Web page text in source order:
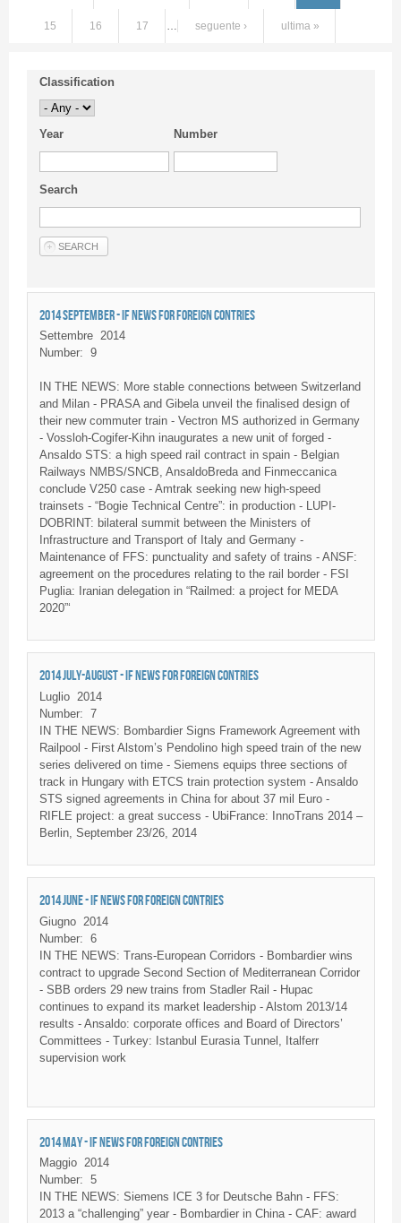
15 16 17 … seguente › ultima »
Classification
Year Number
Search
2014 SEPTEMBER - IF NEWS FOR FOREIGN CONTRIES
Settembre 2014
Number: 9
IN THE NEWS: More stable connections between Switzerland
and Milan - PRASA and Gibela unveil the finalised design of
their new commuter train - Vectron MS authorized in Germany
- Vossloh-Cogifer-Kihn inaugurates a new unit of forged -
Ansaldo STS: a high speed rail contract in spain - Belgian
Railways NMBS/SNCB, AnsaldoBreda and Finmeccanica
conclude V250 case - Amtrak seeking new high-speed
trainsets - “Bogie Technical Centre”: in production - LUPI-
DOBRINT: bilateral summit between the Ministers of
Infrastructure and Transport of Italy and Germany -
Maintenance of FFS: punctuality and safety of trains - ANSF:
agreement on the procedures relating to the rail border - FSI
Puglia: Iranian delegation in “Railmed: a project for MEDA
2020”‘
2014 JULY-AUGUST - IF NEWS FOR FOREIGN CONTRIES
Luglio 2014
Number: 7
IN THE NEWS: Bombardier Signs Framework Agreement with
Railpool - First Alstom’s Pendolino high speed train of the new
series delivered on time - Siemens equips three sections of
track in Hungary with ETCS train protection system - Ansaldo
STS signed agreements in China for about 37 mil Euro -
RIFLE project: a great success - UbiFrance: InnoTrans 2014 –
Berlin, September 23/26, 2014
2014 JUNE - IF NEWS FOR FOREIGN CONTRIES
Giugno
2014
Number: 6
IN THE NEWS: Trans-European Corridors - Bombardier wins
contract to upgrade Second Section of Mediterranean Corridor
- SBB orders 29 new trains from Stadler Rail - Hupac
continues to expand its market leadership - Alstom 2013/14
results - Ansaldo: corporate offices and Board of Directors’
Committees - Turkey: Istanbul Eurasia Tunnel, Italferr
supervision work
2014 MAY - IF NEWS FOR FOREIGN CONTRIES
Maggio 2014
Number: 5
IN THE NEWS: Siemens ICE 3 for Deutsche Bahn - FFS:
2013 a “challenging” year - Bombardier in China - CAF: award